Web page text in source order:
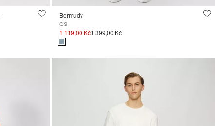
Bermudy
QS
1 119,00 Kč1 399,00 Kč